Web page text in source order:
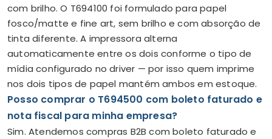
com brilho. O T694100 foi formulado para papel
fosco/matte e fine art, sem brilho e com absorção de
tinta diferente. A impressora alterna
automaticamente entre os dois conforme o tipo de
mídia configurado no driver — por isso quem imprime
nos dois tipos de papel mantém ambos em estoque.
Posso comprar o T694500 com boleto faturado e
nota fiscal para minha empresa?
Sim. Atendemos compras B2B com boleto faturado e